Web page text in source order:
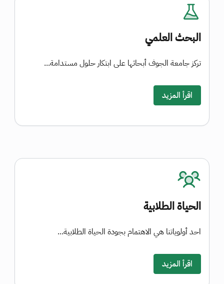
البحث العلمي
تركز جامعة الجوف أبحاثها على ابتكار حلول مستدامة...
اقرأ المزيد
الحياة الطلابية
احد أولوياتنا هي الاهتمام بجودة الحياة الطلابية...
اقرأ المزيد